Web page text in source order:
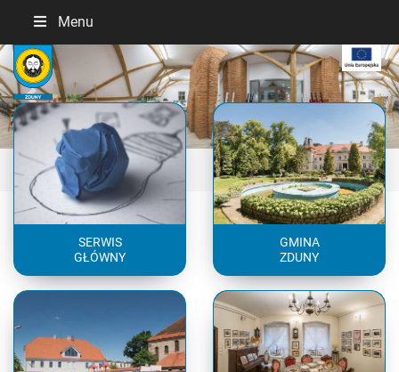
Menu
Previous Next
SERWIS
GŁÓWNY
GMINA
ZDUNY